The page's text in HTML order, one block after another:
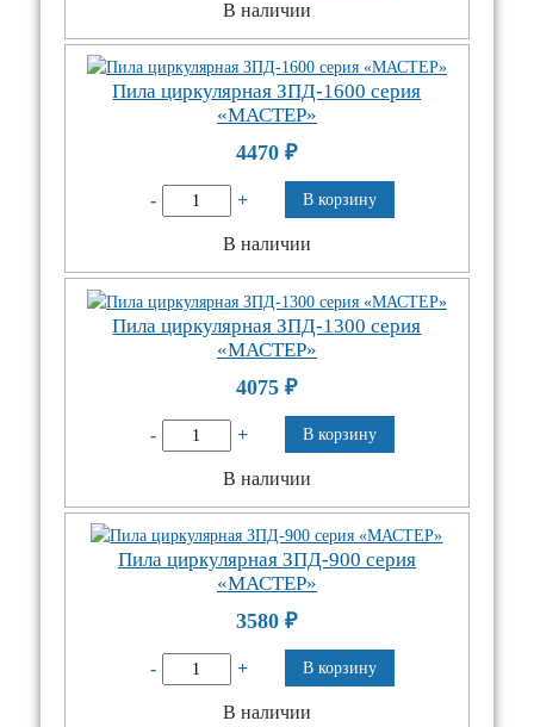
В наличии
Пила циркулярная ЗПД-1600 серия
«МАСТЕР»
4470₽
- + В корзину
В наличии
Пила циркулярная ЗПД-1300 серия
«МАСТЕР»
4075₽
- + В корзину
В наличии
Пила циркулярная ЗПД-900 серия
«МАСТЕР»
3580₽
- + В корзину
В наличии